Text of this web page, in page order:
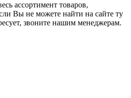
ассортимент товаров,
Вы не можете найти на сайте ту
звоните нашим менеджерам.